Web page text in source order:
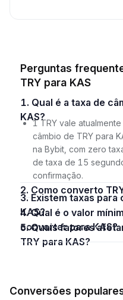
Perguntas
TRY para KAS
1. Qual é a taxa de câmbio atual de TRY para
KAS?
1 TRY vale
câmbio de TRY para
na Bybit, com zero
de taxa de 15
confirmação.
2. Como converto
3. Existem taxas para converter TRY para
KAS?
4. Qual é o valor mínimo de TRY que posso
converter para KAS?
5. Quais fatores afetam a taxa de câmbio de
TRY para KAS?
Conversões